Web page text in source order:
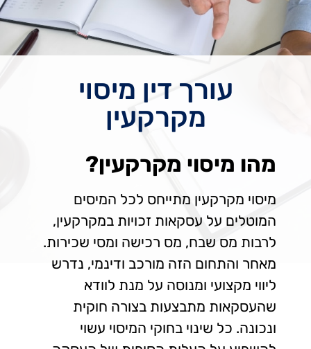
עורך דין מיסוי
מקרקעין
מהו מיסוי מקרקעין?
מיסוי מקרקעין מתייחס לכל המיסים
המוטלים על עסקאות זכויות במקרקעין,
לרבות מס שבח, מס רכישה ומסי שכירות.
מאחר והתחום הזה מורכב ודינמי, נדרש
ליווי מקצועי ומנוסה על מנת לוודא
שהעסקאות מתבצעות בצורה חוקית
ונכונה. כל שינוי בחוקי המיסוי עשוי